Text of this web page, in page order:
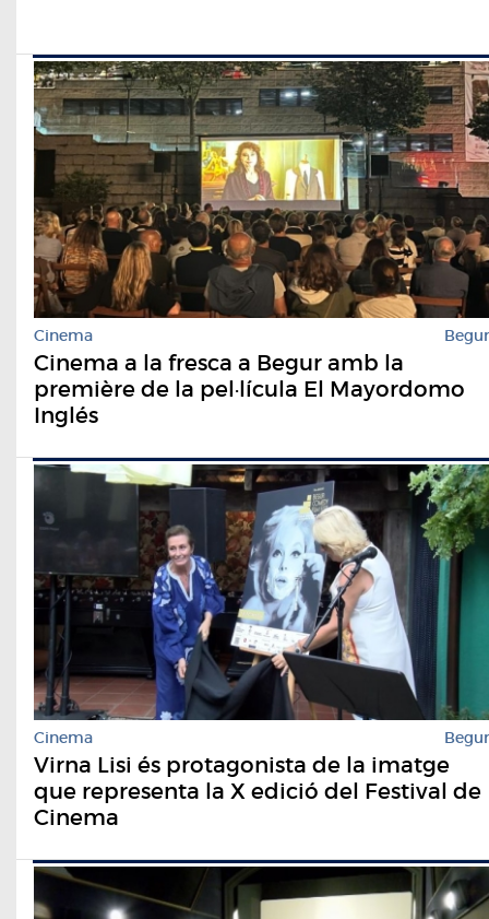
Cinema Begur
Cinema a la fresca a Begur amb la
première de la pel·lícula El Mayordomo
Inglés
Cinema Begur
Virna Lisi és protagonista de la imatge
que representa la X edició del Festival de
Cinema